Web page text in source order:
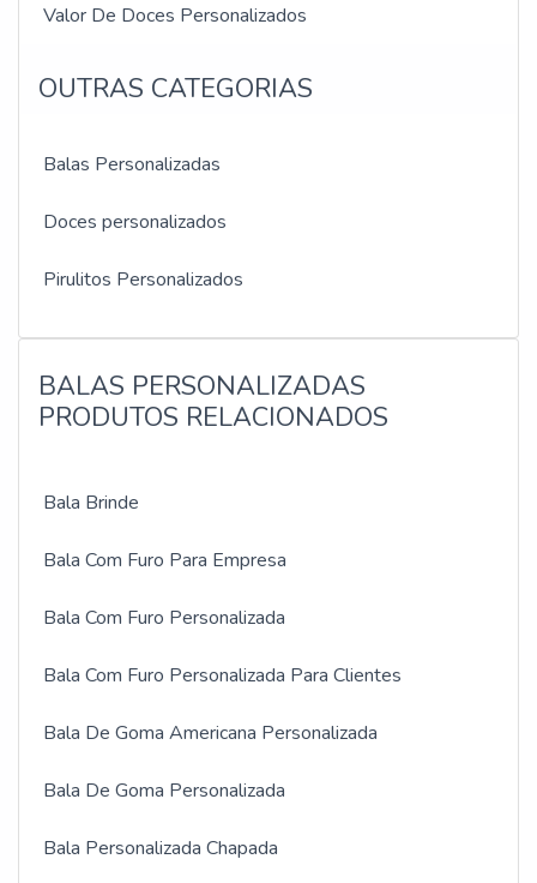
Valor De Doces Personalizados
OUTRAS CATEGORIAS
Balas Personalizadas
Doces personalizados
Pirulitos Personalizados
BALAS PERSONALIZADAS
PRODUTOS RELACIONADOS
Bala Brinde
Bala Com Furo Para Empresa
Bala Com Furo Personalizada
Bala Com Furo Personalizada Para Clientes
Bala De Goma Americana Personalizada
Bala De Goma Personalizada
Bala Personalizada Chapada